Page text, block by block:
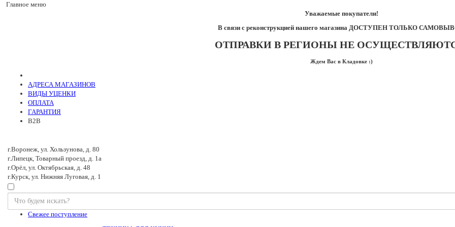
Главное меню
Уважаемые покупатели!
В связи с реконструкцией нашего магазина ДОСТУПЕН ТОЛЬКО
ОТПРАВКИ В РЕГИОНЫ НЕ
Ждем Вас в Кладовке :)
АДРЕСА МАГАЗИНОВ
ВИДЫ УЦЕНКИ
ОПЛАТА
ГАРАНТИЯ
B2B
г.Воронеж, ул. Хользунова, д. 80
г.Липецк, Товарный проезд, д. 1а
г.Орёл, ул. Октябрьская, д. 48
г.Курск, ул. Нижняя Луговая, д. 1
Свежее поступление